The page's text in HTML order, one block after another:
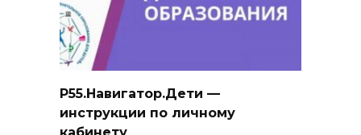
Р55.Навигатор.Дети —
инструкции по личному
кабинету